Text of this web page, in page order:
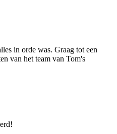
in orde was. Graag tot een
van het team van Tom's